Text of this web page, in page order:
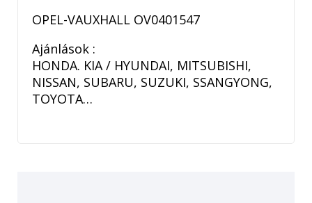
OPEL-VAUXHALL OV0401547
Ajánlások :
HONDA. KIA / HYUNDAI, MITSUBISHI,
NISSAN, SUBARU, SUZUKI, SSANGYONG,
TOYOTA…